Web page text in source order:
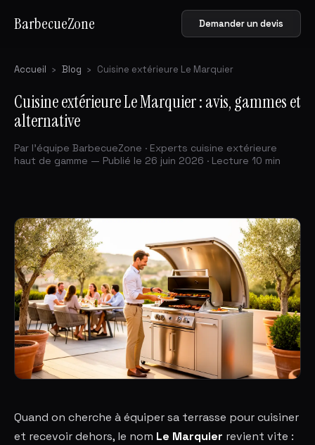
BarbecueZone Demander un devis
Accueil › Blog › Cuisine extérieure Le Marquier
Cuisine extérieure Le Marquier : avis, gammes et
alternative
Par l'équipe BarbecueZone · Experts cuisine extérieure
haut de gamme — Publié le 26 juin 2026 · Lecture 10 min
Quand on cherche à équiper sa terrasse pour cuisiner
et recevoir dehors, le nom Le Marquier revient vite :